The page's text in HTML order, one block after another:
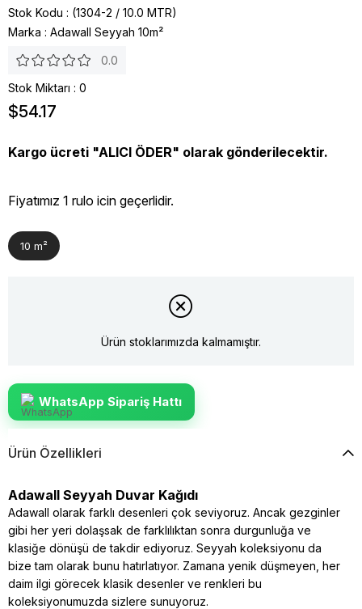
Stok Kodu
(1304-2 / 10.0 MTR)
Marka : Adawall Seyyah 10m²
0.0
Stok Miktarı : 0
$54.17
Kargo ücreti "ALICI ÖDER" olarak gönderilecektir.
Fiyatımız 1 rulo icin geçerlidir.
10 m²
Ürün stoklarımızda kalmamıştır.
WhatsApp Sipariş Hattı
Ürün Özellikleri
Adawall Seyyah Duvar Kağıdı
Adawall olarak farklı desenleri çok seviyoruz. Ancak gezginler
gibi her yeri dolaşsak de farklılıktan sonra durgunluğa ve
klasiğe dönüşü de takdir ediyoruz. Seyyah koleksiyonu da
bize tam olarak bunu hatırlatıyor. Zamana yenik düşmeyen, her
daim ilgi görecek klasik desenler ve renkleri bu
koleksiyonumuzda sizlere sunuyoruz.